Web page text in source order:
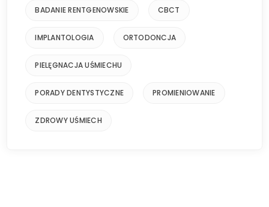
BADANIE RENTGENOWSKIE CBCT
IMPLANTOLOGIA ORTODONCJA
PIELĘGNACJA UŚMIECHU
PORADY DENTYSTYCZNE PROMIENIOWANIE
ZDROWY UŚMIECH